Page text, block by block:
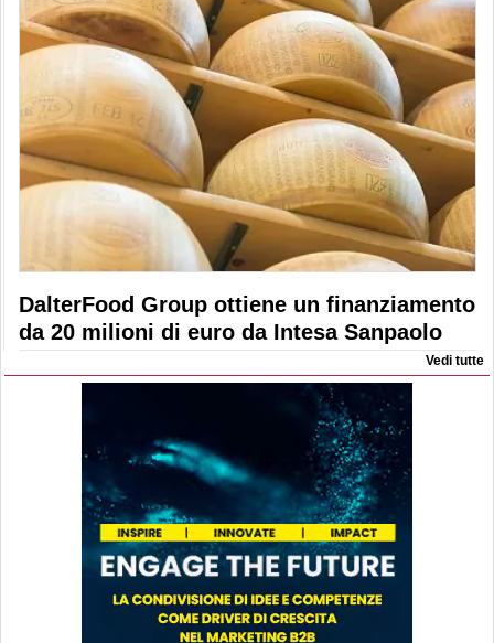
DalterFood Group ottiene un finanziamento
da 20 milioni di euro da Intesa Sanpaolo
Vedi tutte